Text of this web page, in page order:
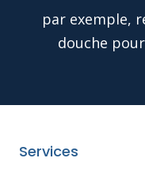
par exemple,
douche
Services